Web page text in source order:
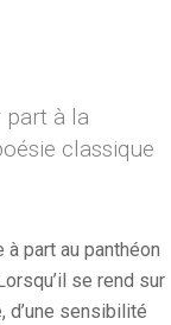
part à la
classique
à part au panthéon
se rend sur
d’une sensibilité